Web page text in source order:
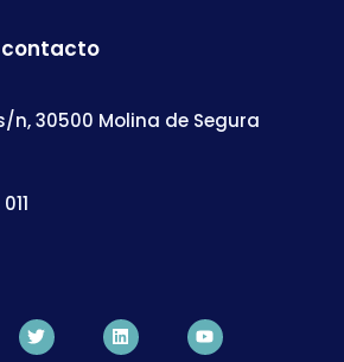
n, 30500 Molina de Segura